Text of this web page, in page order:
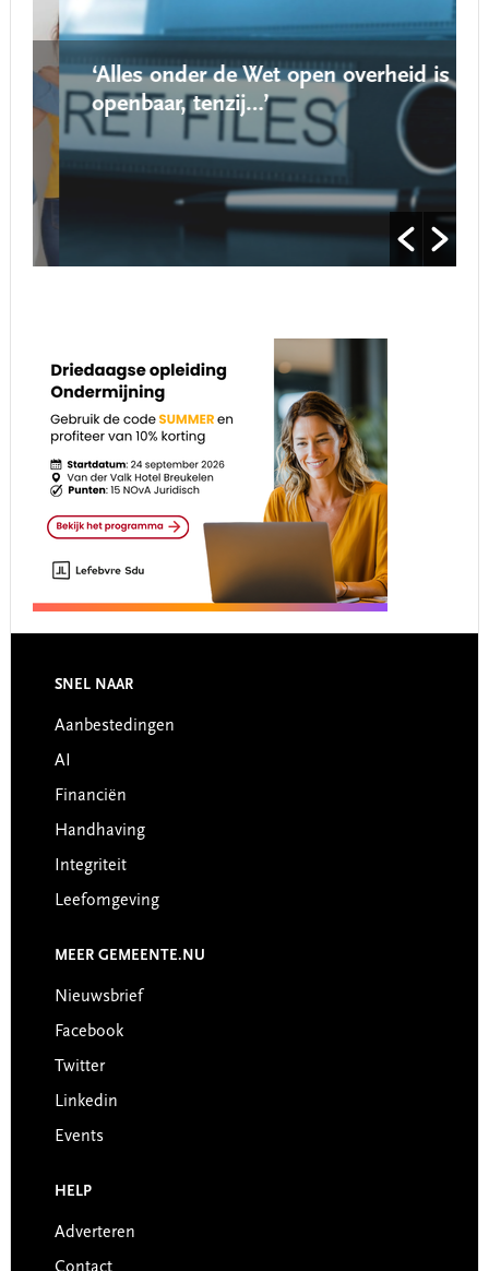
‘Alles onder de Wet open overheid is
openbaar, tenzij…’
Footer
SNEL NAAR
Aanbestedingen
AI
Financiën
Handhaving
Integriteit
Leefomgeving
MEER GEMEENTE.NU
Nieuwsbrief
Facebook
Twitter
Linkedin
Events
HELP
Adverteren